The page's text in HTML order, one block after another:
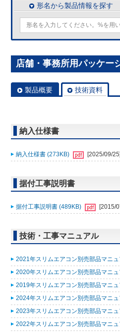
形名から製品情報を探す
店舗・事務所用パッケー
製品概要 技術資料
納入仕様書
納入仕様書 (273KB) [2025/09/25]
据付工事説明書
据付工事説明書 (489KB) [2015/
技術・工事マニュアル
2021年スリムエアコン別売部品マニ
2020年スリムエアコン別売部品マニ
2019年スリムエアコン別売部品マニ
2024年スリムエアコン別売部品マニ
2023年スリムエアコン別売部品マニ
2022年スリムエアコン別売部品マニ